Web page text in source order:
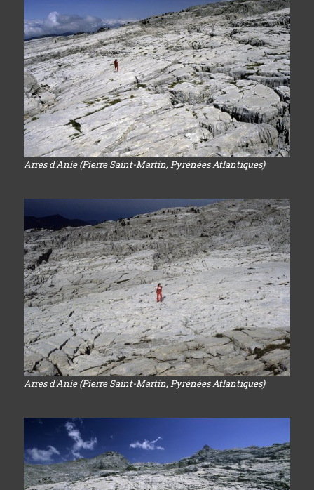
Arres d'Anie (Pierre Saint-Martin, Pyrénées Atlantiques)
Arres d'Anie (Pierre Saint-Martin, Pyrénées Atlantiques)